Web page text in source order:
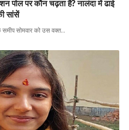
पोल पर कौन चढ़ता है? नालंदा में ढाई
सांसें
समीप सोमवार को उस वक्त…